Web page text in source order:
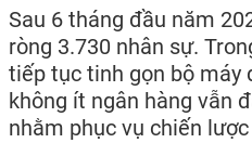
Sau 6 tháng đầu năm
ròng 3.730 nhân sự.
tiếp tục tinh gọn bộ máy
không ít ngân hàng vẫn
nhằm phục vụ chiến